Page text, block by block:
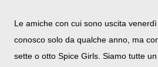
Le amiche con cui sono uscita
conosco solo da qualche anno, ma
sette o otto Spice Girls. Siamo tutte